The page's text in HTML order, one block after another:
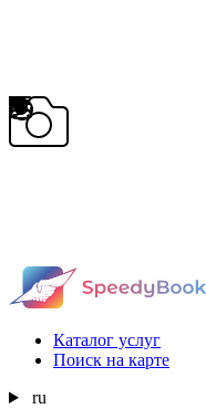
Каталог услуг
Поиск на карте
ru